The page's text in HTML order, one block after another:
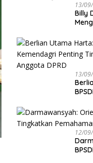
13/
Billy
13/
12/